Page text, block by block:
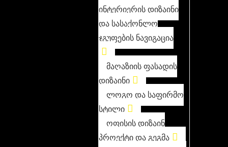
ინტერიერის დიზაინი
და სასაქონლო
ჯგუფების ნავიგაცია
მაღაზიის ფასადის
დიზაინი
ლოგო და საფირმო
სტილი
ოფისის დიზაინ
პროექტი და გეგმა